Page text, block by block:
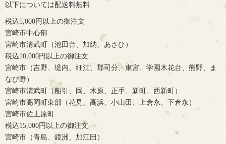
以下については配送料無料
税込5,000円以上の御注文
宮崎市中心部
宮崎市清武町（池田台、加納、あさひ）
税込10,000円以上の御注文
宮崎市（吉野、堤内、細江、郡司分、東宮、学園木花台、熊野、ま
なび野）
宮崎市清武町（船引、岡、木原、正手、新町、西新町）
宮崎市高岡町東部（花見、高浜、小山田、上倉永、下倉永）
宮崎市佐土原町
税込15,000円以上の御注文
宮崎市（青島、鏡洲、加江田）